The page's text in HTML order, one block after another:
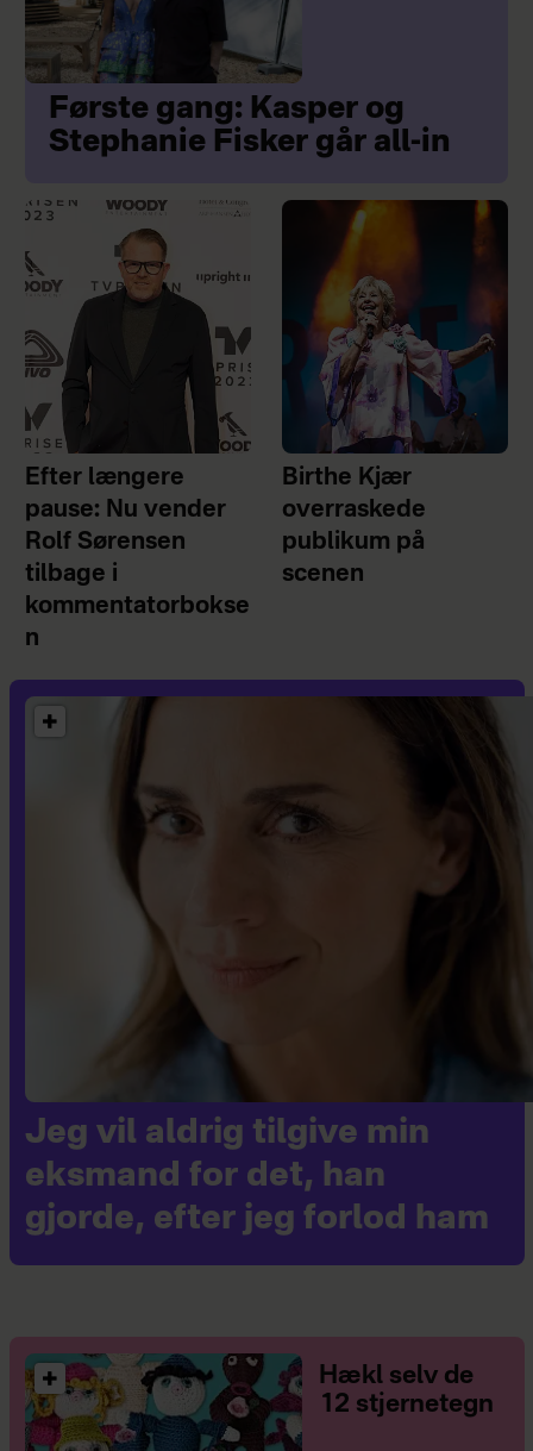
Første gang: Kasper og
Stephanie Fisker går all-in
Efter længere
pause: Nu vender
Rolf Sørensen
tilbage i
kommentatorbokse
n
Birthe Kjær
overraskede
publikum på
scenen
Jeg vil aldrig tilgive min
eksmand for det, han
gjorde, efter jeg forlod ham
Hækl selv de
12 stjernetegn